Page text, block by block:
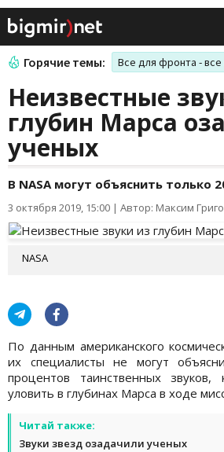
Горячие темы: Все для фронта -
Неизвестные
глубин Марса
ученых
В NASA могут объяснить только
3 октября 2019, 15:00 | Автор: Максим
NASA
По данным американского
их специалисты не могут
процентов таинственных
уловить в глубинах Марса в ходе
Читай также:
Звуки звезд озадачили ученых